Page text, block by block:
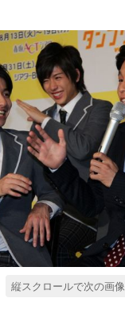
縦スクロールで次の画像